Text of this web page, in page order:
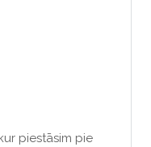
piestāsim pie